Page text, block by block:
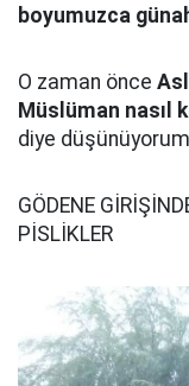
boyumuzca
O zaman önce
Müslüman nasıl
diye
GÖDENE
PİSLİKLER